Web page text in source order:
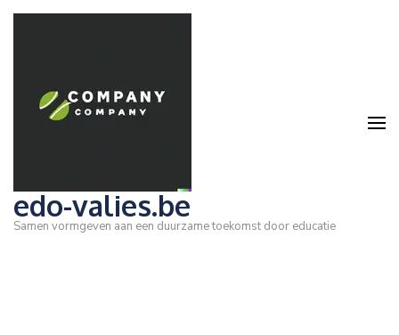
Ga
edo-valies.be
Samen vormgeven aan een duurzame toekomst door educatie